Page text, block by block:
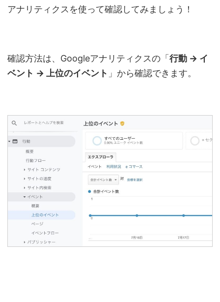
アナリティクスを使って確認してみましょう！
確認方法は、Googleアナリティクスの「行動 → イ
ベント → 上位のイベント 」から確認できます。